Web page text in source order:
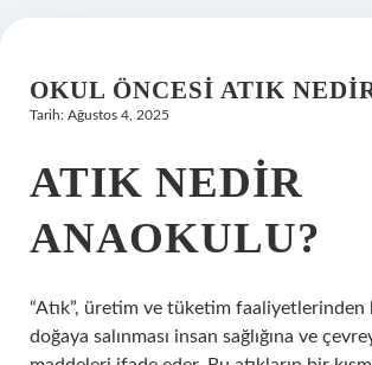
Hakkımızda
OKUL ÖNCESI ATIK
Tarih: Ağustos 4, 2025
ATIK NEDIR
ANAOKULU?
“Atık”, üretim ve tüketim faaliyetlerinden
doğaya salınması insan sağlığına ve